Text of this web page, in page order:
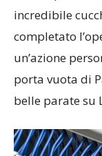
incredibile
completato
un’azione
porta vuota di
belle parate su